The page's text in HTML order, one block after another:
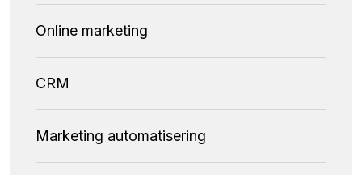
Online marketing
CRM
Marketing automatisering